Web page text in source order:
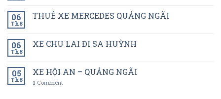
06
Th8
THUÊ XE MERCEDES QUẢNG NGÃI
06
Th8
XE CHU LAI ĐI SA HUỲNH
05
Th8
XE HỘI AN – QUẢNG NGÃI
1 Comment